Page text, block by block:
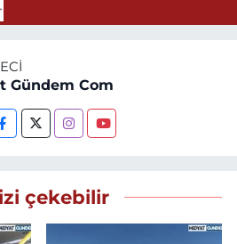
Gündem Com
çekebilir